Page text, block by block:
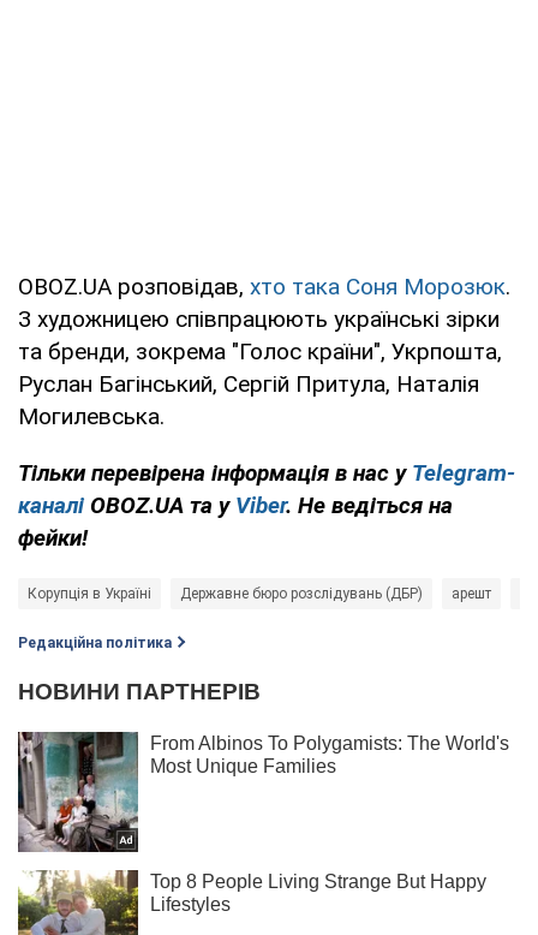
OBOZ.UA розповідав, хто така Соня Морозюк.
З художницею співпрацюють українські зірки
та бренди, зокрема "Голос країни", Укрпошта,
Руслан Багінський, Сергій Притула, Наталія
Могилевська.
Тільки перевірена інформація в нас у Telegram-
каналі OBOZ.UA та у Viber. Не ведіться на
фейки!
Корупція в Україні Державне бюро розслідувань (ДБР) арешт
Редакційна політика